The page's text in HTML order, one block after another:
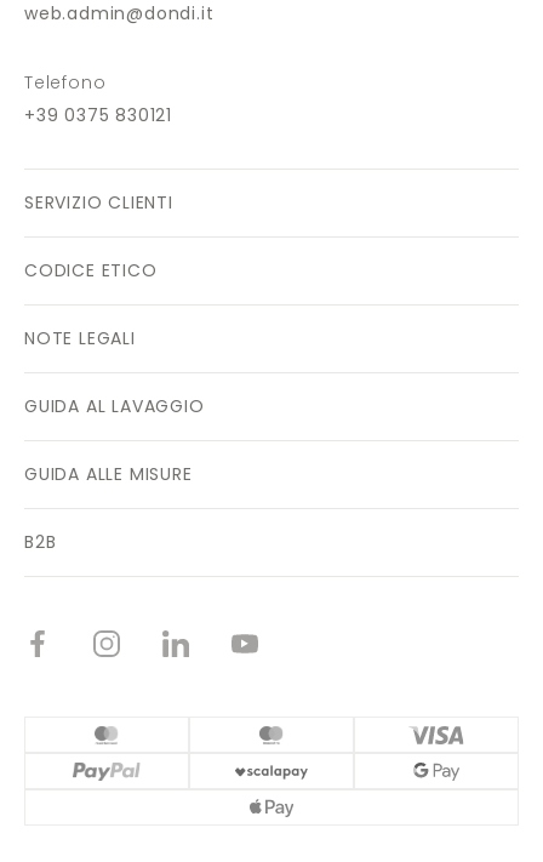
web.admin@dondi.it
Telefono
+39 0375 830121
SERVIZIO CLIENTI
CODICE ETICO
NOTE LEGALI
GUIDA AL LAVAGGIO
GUIDA ALLE MISURE
B2B